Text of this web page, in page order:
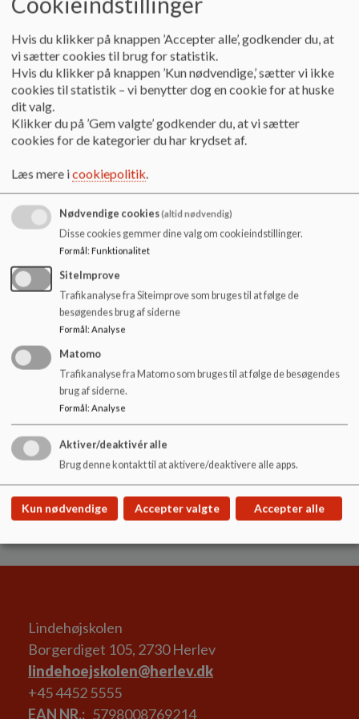
Der bliver sendt breve til E-boks til kommende skolebørns
forældre i slutningen af oktober omkring skoleindskrivning.
https://www.borger.dk/skole-og-
uddannelse/folkeskolen-privatskoler-
efterskoler/skolestart
I er også altid velkommen til at rette henvendelse til
Lindehøjskolens kontorved spørgsmål og rundvisning.
Herudover holder skolerne i Herlev åbent hus:
Lindehøjskolen Borgerdiget 105 - D. 19 november 2025
kl. 17.15-19.00
Herlev Byskole
Afdeling Elverhøj - Ederlandsvej 23, d. 13. november 2025
kl. 15.45-17.15
Afdeling Eng - Engskolevej 1 - 13 november 2025 kl.
17.15-18.30
Kildegårdskolen
Afdeling Øst - Krogestykket 35 - 11 november 2025 kl.
16.30-18.00
16.30-18.00
Lindehøjskolen
Borgerdiget 105, 2730 Herlev
lindehoejskolen@herlev.dk
+45 4452 5555
EAN NR.
5798008769214
Hvis du klikker på knappen ’Accepter alle’, godkender du, at
vi sætter cookies til brug for statistik.
Hvis du klikker på knappen ’Kun nødvendige,’ sætter vi ikke
cookies til statistik – vi benytter dog en cookie for at huske
dit valg.
Klikker du på ’Gem valgte’ godkender du, at vi sætter
cookies for de kategorier du har krydset af.
Læs mere icookiepolitik.
Nødvendige cookies(altid nødvendig)
Disse cookies gemmer dine valg om cookieindstillinger.
Formål: Funktionalitet
SiteImprove
Trafikanalyse fra Siteimprove som bruges til at følge de
besøgendes brug af siderne
Formål: Analyse
Matomo
Trafikanalyse fra Matomo som bruges til at følge de besøgendes
brug af siderne.
Formål: Analyse
Aktiver/deaktivér alle
Brug denne kontakt til at aktivere/deaktivere alle apps.
Kun nødvendige Accepter valgte Accepter alle